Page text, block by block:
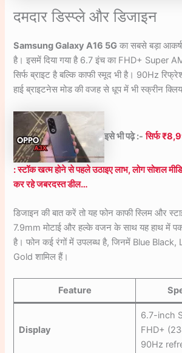
दमदार डिस्प्ले और डिजाइन
Samsung Galaxy A16 5G का सबसे बड़ा
है। इसमें दिया गया है 6.7 इंच का FHD+ Super
सिर्फ ब्राइट है बल्कि काफी स्मूद भी है। 90Hz
हाई ब्राइटनेस मोड की वजह से धूप में भी स्क्रीन
इसे भी पढ़े :- सिर्फ
: स्टॉक खत्म होने से पहले उठाइए लाभ, लोग सोशल
कर रहे जबरदस्त डील…
डिजाइन की बात करें तो यह फोन काफी स्लिम और
7.9mm मोटाई और हल्के वजन के साथ यह हाथ में
है। फोन कई रंगों में उपलब्ध है, जिनमें Blue
Gold शामिल हैं।
Feature
Display
6.7-inch
FHD+
90Hz